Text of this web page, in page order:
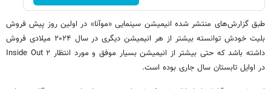
طبق گزارش‌های منتشر شده انیمیشن سینمایی «موآنا» در اولین روز پیش فروش
بلیت خودش توانسته بیشتر از هر انیمیشن دیگری در سال ۲۰۲۴ میلادی فروش
داشته باشد که حتی بیشتر از انیمیشن بسیار موفق و مورد انتظار Inside Out ۲
در اوایل تابستان سال جاری بوده است.